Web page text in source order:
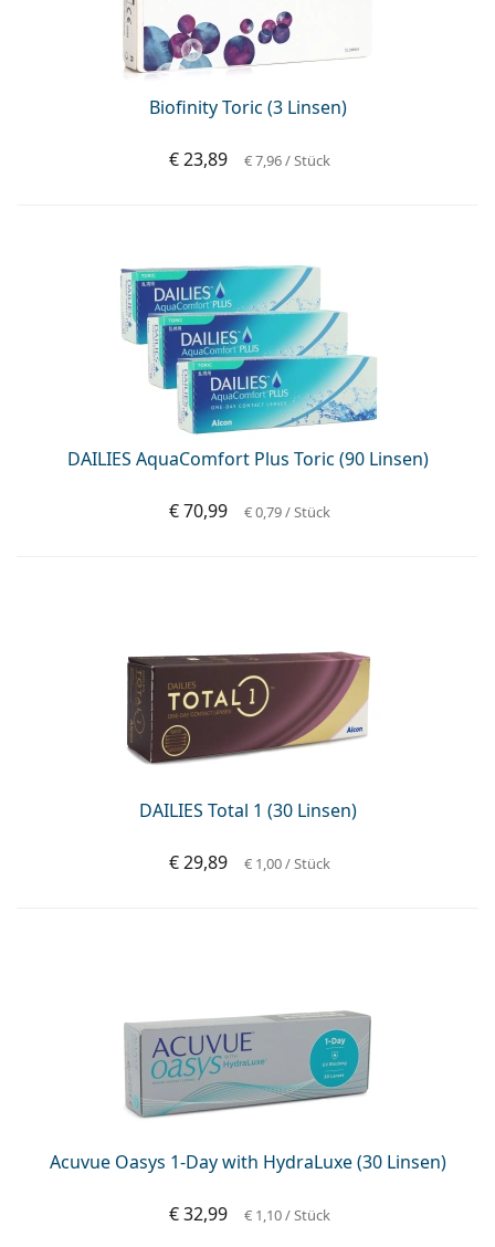
Biofinity Toric (3 Linsen)
€ 23,89 € 7,96/ Stück
DAILIES AquaComfort Plus Toric (90 Linsen)
€ 70,99 € 0,79/ Stück
DAILIES Total 1 (30 Linsen)
€ 29,89 € 1,00/ Stück
Acuvue Oasys 1-Day with HydraLuxe (30 Linsen)
€ 32,99 € 1,10/ Stück